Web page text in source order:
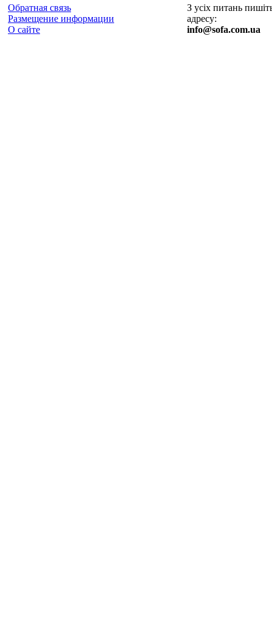
Обратная связь
Размещение информации
О сайте
З усіх питань
адресу:
info@sofa.com.ua